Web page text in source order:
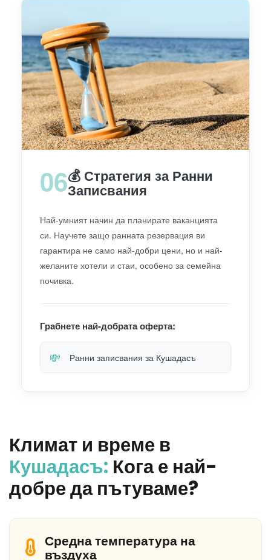
06💰 Стратегия за Ранни
Записвания
Най-умният начин да планирате ваканцията
си. Научете защо ранната резервация ви
гарантира не само най-добри цени, но и най-
желаните хотели и стаи, особено за семейна
почивка.
Грабнете най-добрата оферта:
💸 Ранни записвания за Кушадасъ
Климат и време в
Кушадасъ: Кога е най-
добре да пътуваме?
Средна температура на
въздуха